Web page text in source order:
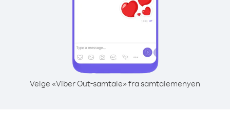
Velge «Viber Out-samtale» fra samtalemenyen